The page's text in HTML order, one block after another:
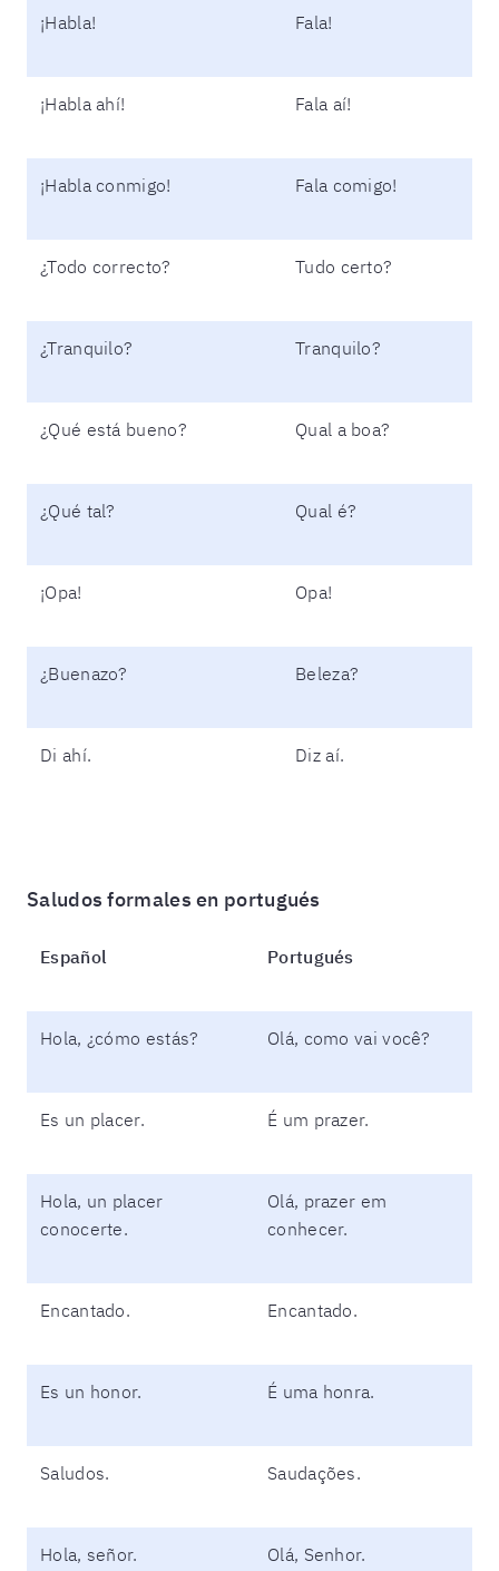
¡Habla! Fala!
¡Habla ahí! Fala aí!
¡Habla conmigo! Fala comigo!
¿Todo correcto? Tudo certo?
¿Tranquilo? Tranquilo?
¿Qué está bueno? Qual a boa?
¿Qué tal? Qual é?
¡Opa! Opa!
¿Buenazo? Beleza?
Di ahí. Diz aí.
Saludos formales en portugués
Español Portugués
Hola, ¿cómo estás? Olá, como vai você?
Es un placer. É um prazer.
Hola, un placer
conocerte.
Olá, prazer em
conhecer.
Encantado. Encantado.
Es un honor. É uma honra.
Saludos. Saudações.
Hola, señor. Olá, Senhor.